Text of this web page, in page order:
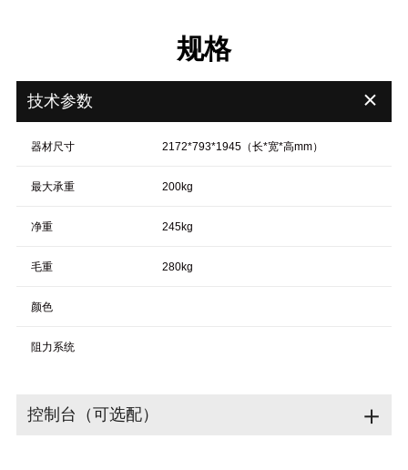
规格
技术参数 ＋
器材尺寸 2172*793*1945（长*宽*高mm）
最大承重 200kg
净重 245kg
毛重 280kg
颜色
阻力系统
控制台（可选配） ＋